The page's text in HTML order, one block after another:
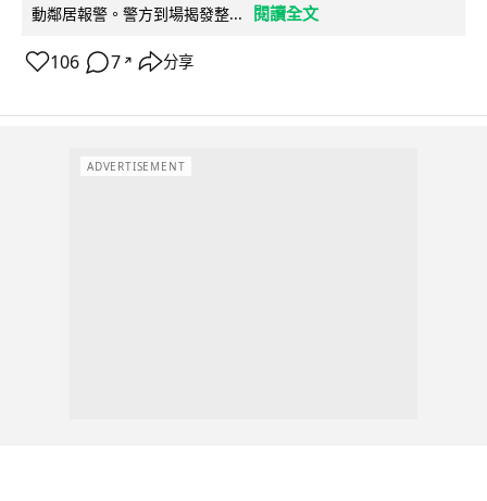
動鄰居報警。警方到場揭發整...
閱讀全文
106 7 ↗ 分享
ADVERTISEMENT